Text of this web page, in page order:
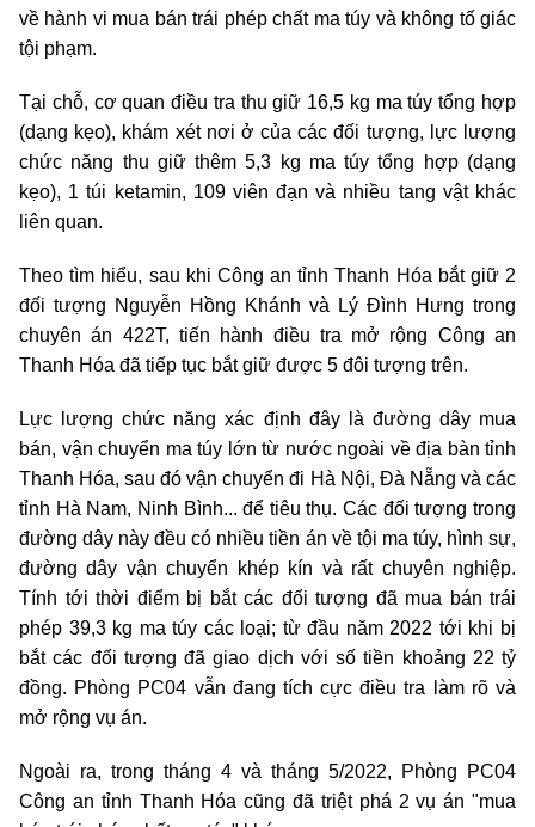
về hành vi mua bán trái phép chất ma túy và không tố giác
tội phạm.
Tại chỗ, cơ quan điều tra thu giữ 16,5 kg ma túy tổng hợp
(dạng kẹo), khám xét nơi ở của các đối tượng, lực lượng
chức năng thu giữ thêm 5,3 kg ma túy tổng hợp (dạng
kẹo), 1 túi ketamin, 109 viên đạn và nhiều tang vật khác
liên quan.
Theo tìm hiểu, sau khi Công an tỉnh Thanh Hóa bắt giữ 2
đối tượng Nguyễn Hồng Khánh và Lý Đình Hưng trong
chuyên án 422T, tiến hành điều tra mở rộng Công an
Thanh Hóa đã tiếp tục bắt giữ được 5 đôi tượng trên.
Lực lượng chức năng xác định đây là đường dây mua
bán, vận chuyển ma túy lớn từ nước ngoài về địa bàn tỉnh
Thanh Hóa, sau đó vận chuyển đi Hà Nội, Đà Nẵng và các
tỉnh Hà Nam, Ninh Bình... để tiêu thụ. Các đối tượng trong
đường dây này đều có nhiều tiền án về tội ma túy, hình sự,
đường dây vận chuyển khép kín và rất chuyên nghiệp.
Tính tới thời điểm bị bắt các đối tượng đã mua bán trái
phép 39,3 kg ma túy các loại; từ đầu năm 2022 tới khi bị
bắt các đối tượng đã giao dịch với số tiền khoảng 22 tỷ
đồng. Phòng PC04 vẫn đang tích cực điều tra làm rõ và
mở rộng vụ án.
Ngoài ra, trong tháng 4 và tháng 5/2022, Phòng PC04
Công an tỉnh Thanh Hóa cũng đã triệt phá 2 vụ án "mua